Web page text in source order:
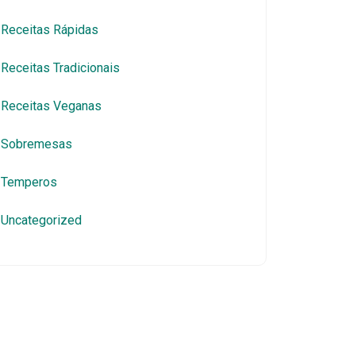
Receitas Rápidas
Receitas Tradicionais
Receitas Veganas
Sobremesas
Temperos
Uncategorized